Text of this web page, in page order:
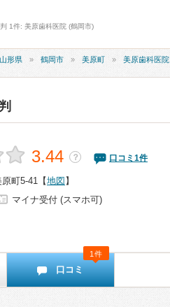
1件: 美原歯科医院 (鶴岡市)
山形県 鶴岡市 美原町 美原歯科医院
3.44 ？ 口コミ 1件
町5-41 【地図 】
マイナ受付 (スマホ可)
口コミ
1件